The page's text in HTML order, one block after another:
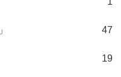
47
19